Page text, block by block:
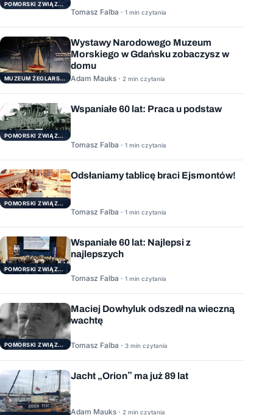
POMORSKI ZWIĄZEK ŻEGLARSKI
Tomasz Falba · 1 min czytania
MUZEUM ŻEGLARSTWA POMORSKIEGO
Wystawy Narodowego Muzeum
Morskiego w Gdańsku zobaczysz w
domu
Adam Mauks · 2 min czytania
POMORSKI ZWIĄZEK ŻEGLARSKI
Wspaniałe 60 lat: Praca u podstaw
Tomasz Falba · 1 min czytania
POMORSKI ZWIĄZEK ŻEGLARSKI
Odsłaniamy tablicę braci Ejsmontów!
Tomasz Falba · 1 min czytania
POMORSKI ZWIĄZEK ŻEGLARSKI
Wspaniałe 60 lat: Najlepsi z
najlepszych
Tomasz Falba · 1 min czytania
POMORSKI ZWIĄZEK ŻEGLARSKI
Maciej Dowhyluk odszedł na wieczną
wachtę
Tomasz Falba · 3 min czytania
Jacht „Orion” ma już 89 lat
Adam Mauks · 2 min czytania